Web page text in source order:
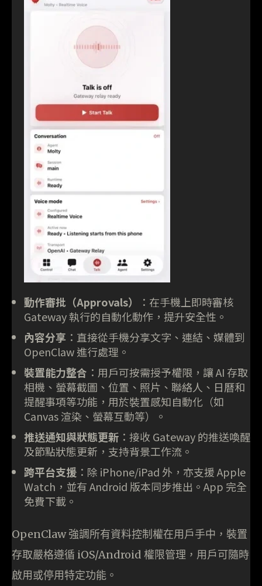
動作審批（Approvals）
：在手機上即時審核
Gateway 執行的自動化動作，提升安全性。
內容分享 ：直接從手機分享文字、連結、媒體到
OpenClaw 進行處理。
裝置能力整合 ：用戶可按需授予權限，讓 AI 存取
相機、螢幕截圖、位置、照片、聯絡人、日曆和
提醒事項等功能，用於裝置感知自動化（如
Canvas 渲染、螢幕互動等）。
推送通知與狀態更新 ：接收 Gateway 的推送喚醒
及節點狀態更新，支持背景工作流。
跨平台支援 ：除 iPhone/iPad 外，亦支援 Apple
Watch，並有 Android 版本同步推出。App 完全
免費下載。
OpenClaw 強調所有資料控制權在用戶手中，裝置
存取嚴格遵循 iOS/Android 權限管理，用戶可隨時
啟用或停用特定功能。